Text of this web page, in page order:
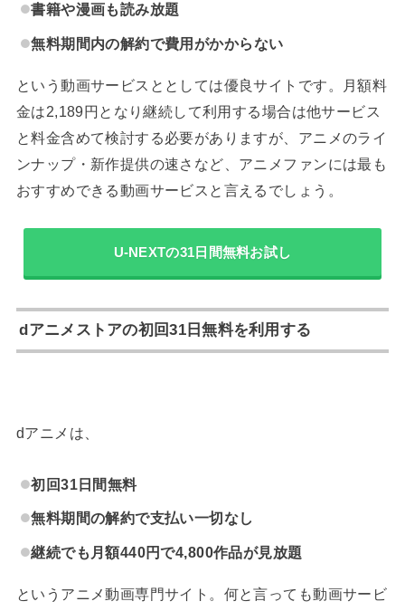
書籍や漫画も読み放題
無料期間内の解約で費用がかからない
という動画サービスととしては優良サイトです。月額料
金は2,189円となり継続して利用する場合は他サービス
と料金含めて検討する必要がありますが、アニメのライ
ンナップ・新作提供の速さなど、アニメファンには最も
おすすめできる動画サービスと言えるでしょう。
U-NEXTの31日間無料お試し
dアニメストアの初回31日無料を利用する
dアニメは、
初回31日間無料
無料期間の解約で支払い一切なし
継続でも月額440円で4,800作品が見放題
というアニメ動画専門サイト。何と言っても動画サービ